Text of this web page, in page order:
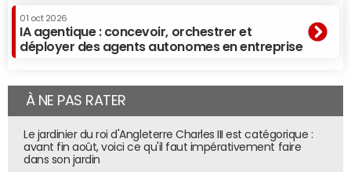
01 oct 2026
IA agentique : concevoir, orchestrer et
déployer des agents autonomes en entreprise
À NE PAS RATER
Le jardinier du roi d'Angleterre Charles III est catégorique :
avant fin août, voici ce qu'il faut impérativement faire
dans son jardin